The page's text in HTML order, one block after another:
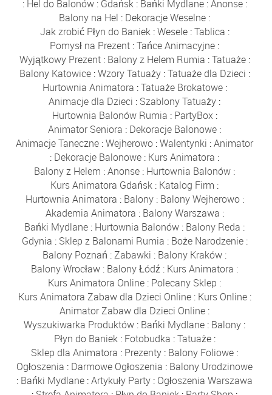
: Hel do Balonów: Gdańsk: Bańki Mydlane:Anonse:
Balony na Hel : Dekoracje Weselne :
Jak zrobić Płyn do Baniek:Wesele:Tablica :
Pomysł na Prezent :Tańce Animacyjne :
Wyjątkowy Prezent: Balony z Helem Rumia :Tatuaże:
Balony Katowice:Wzory Tatuaży:Tatuaże dla Dzieci :
Hurtownia Animatora :Tatuaże Brokatowe:
Animacje dla Dzieci : Szablony Tatuaży :
Hurtownia Balonów Rumia : PartyBox:
Animator Seniora : Dekoracje Balonowe :
Animacje Taneczne :Wejherowo :Walentynki :Animator
: Dekoracje Balonowe : Kurs Animatora :
Balony z Helem :Anonse : Hurtownia Balonów :
Kurs Animatora Gdańsk : Katalog Firm :
Hurtownia Animatora : Balony: Balony Wejherowo:
Akademia Animatora : Balony Warszawa :
Bańki Mydlane : Hurtownia Balonów : Balony Reda :
Gdynia : Sklep z Balonami Rumia : Boże Narodzenie:
Balony Poznań :Zabawki : Balony Kraków :
Balony Wrocław : Balony Łódź : Kurs Animatora :
Kurs Animatora Online : Polecany Sklep :
Kurs Animatora Zabaw dla Dzieci Online: Kurs Online:
Animator Zabaw dla Dzieci Online :
Wyszukiwarka Produktów : Bańki Mydlane : Balony :
Płyn do Baniek: Fotobudka :Tatuaże:
Sklep dla Animatora : Prezenty : Balony Foliowe :
Ogłoszenia : Darmowe Ogłoszenia : Balony Urodzinowe
: Bańki Mydlane :Artykuły Party : Ogłoszenia Warszawa